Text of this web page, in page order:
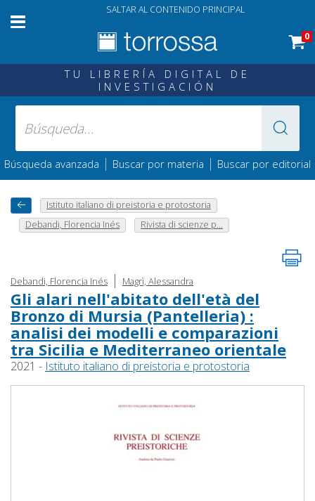
SALTAR AL CONTENIDO PRINCIPAL
0
TU LIBRERÍA DIGITAL DE
INVESTIGACIÓN
Búsqueda avanzada | Buscar por materia | Buscar por editorial
Istituto italiano di preistoria e protostoria
Debandi, Florencia Inés
Rivista di scienze p...
Debandi, Florencia Inés | Magrì, Alessandra
Gli alari nell'abitato dell'età del
Bronzo di Mursia (Pantelleria) :
analisi dei modelli e comparazioni
tra Sicilia e Mediterraneo orientale
2021 - Istituto italiano di preistoria e protostoria